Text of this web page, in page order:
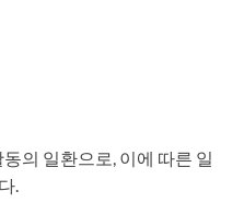
의 일환으로, 이에 따른 일
.